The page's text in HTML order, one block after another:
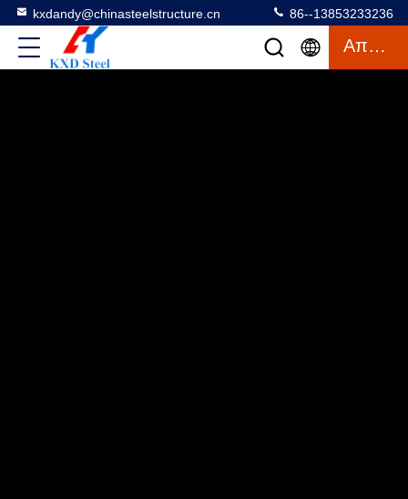
kxdandy@chinasteelstructure.cn 86--13853233236
Απόσπασμα